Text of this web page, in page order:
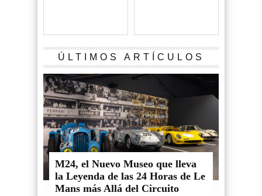
ÚLTIMOS ARTÍCULOS
M24, el Nuevo Museo que lleva
la Leyenda de las 24 Horas de Le
Mans más Allá del Circuito